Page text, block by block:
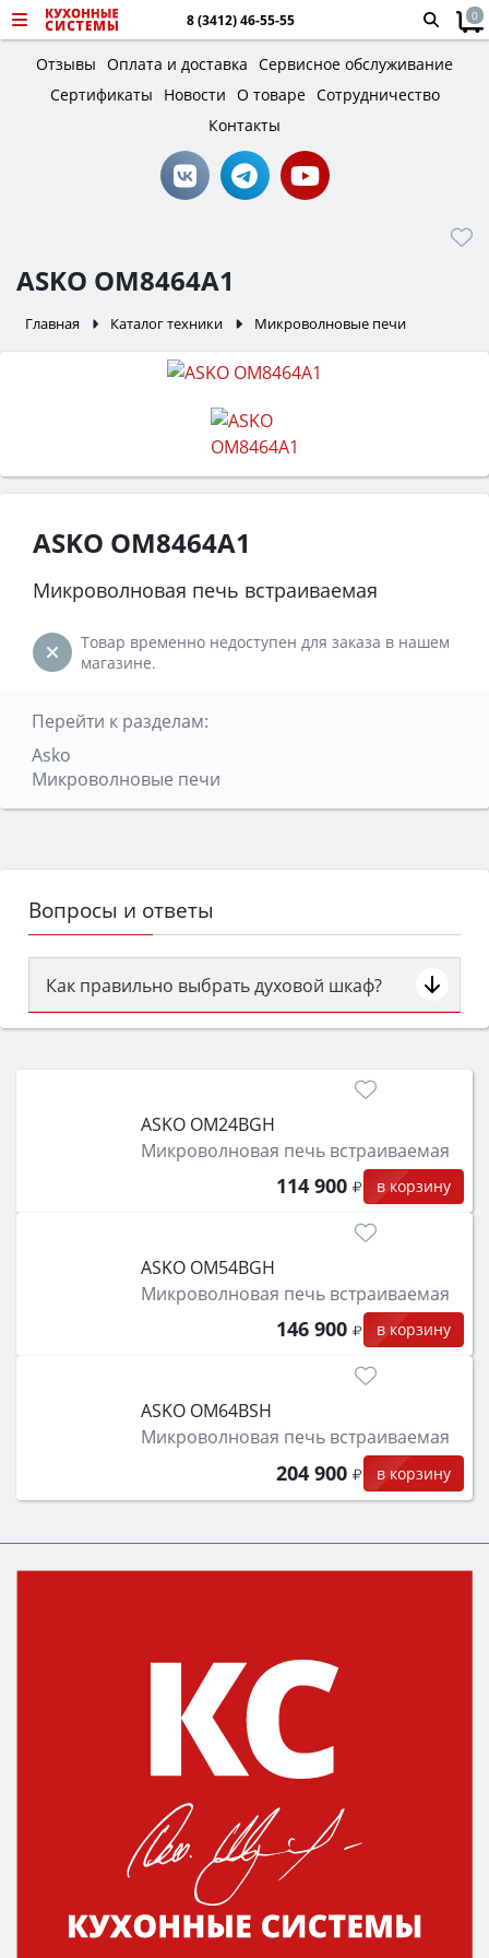
8 (3412) 46-55-55 0
Отзывы Оплата и доставка Сервисное обслуживание
Сертификаты
Новости О товаре Сотрудничество
Контакты
ASKO OM8464A1
Главная Каталог техники Микроволновые печи
ASKO OM8464A1
Микроволновая печь встраиваемая
Товар временно недоступен для заказа в нашем
магазине.
Перейти к разделам:
Asko
Микроволновые печи
Вопросы и ответы
Как правильно выбрать духовой шкаф?
Сначала определитесь с типом (газовый или
затем смотрите на объём 50–70 л для семьи,
функции (конвекция, гриль, самоочистка,
защита от детей).
ASKO OM24BGH
Микроволновая печь встраиваемая
114 900 в корзину
ASKO OM54BGH
Микроволновая печь встраиваемая
146 900 в корзину
ASKO OM64BSH
Микроволновая печь встраиваемая
204 900 в корзину